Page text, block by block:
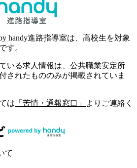
handy進路指導室は、高校生を対象
す。
いる求人情報は、公共職業安定所
されたもののみが掲載されていま
は 「苦情・通報窓口」
よりご連絡く
て